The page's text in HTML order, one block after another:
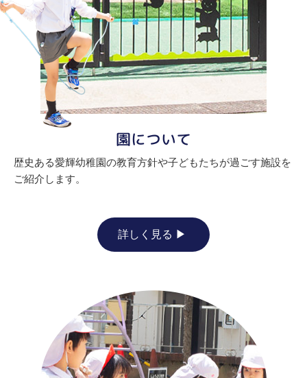
園について
歴史ある愛輝幼稚園の教育方針や子どもたちが過ごす施設を
ご紹介します。
詳しく見る